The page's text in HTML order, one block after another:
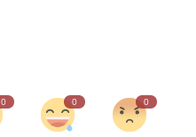
0 0 0